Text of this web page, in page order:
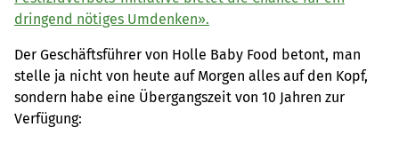
dringend nötiges Umdenken».
Der Geschäftsführer von Holle Baby Food betont, man
stelle ja nicht von heute auf Morgen alles auf den Kopf,
sondern habe eine Übergangszeit von 10 Jahren zur
Verfügung: